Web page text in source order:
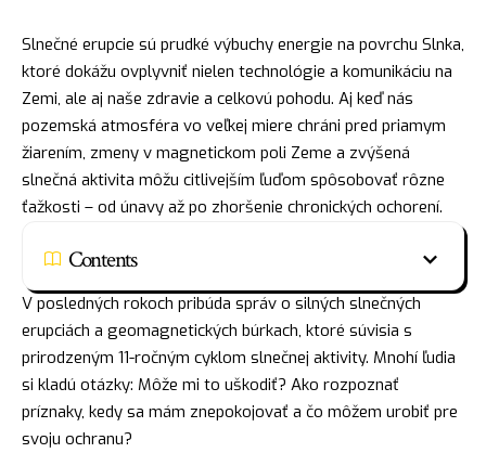
Slnečné erupcie sú prudké výbuchy energie na povrchu Slnka,
ktoré dokážu ovplyvniť nielen technológie a komunikáciu na
Zemi, ale aj naše zdravie a celkovú pohodu. Aj keď nás
pozemská atmosféra vo veľkej miere chráni pred priamym
žiarením, zmeny v magnetickom poli Zeme a zvýšená
slnečná aktivita môžu citlivejším ľuďom spôsobovať rôzne
ťažkosti – od únavy až po zhoršenie chronických ochorení.
Contents
V posledných rokoch pribúda správ o silných slnečných
erupciách a geomagnetických búrkach, ktoré súvisia s
prirodzeným 11-ročným cyklom slnečnej aktivity. Mnohí ľudia
si kladú otázky: Môže mi to uškodiť? Ako rozpoznať
príznaky, kedy sa mám znepokojovať a čo môžem urobiť pre
svoju ochranu?